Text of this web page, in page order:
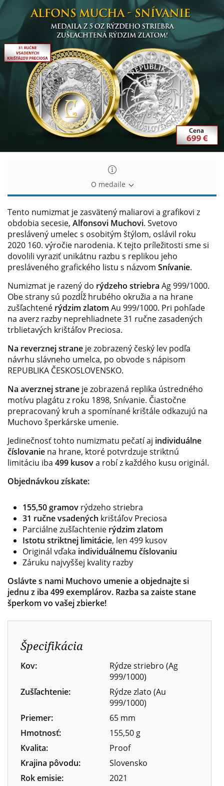
Snívanie
podaní
Alfonsa
Muchu
Snívanie
podaní
Alfonsa
Muchu
O medaile
Tento numizmat je zasvätený maliarovi a grafikovi z
obdobia secesie, Alfonsovi Muchovi. Svetovo
preslávený umelec s osobitým štýlom, oslávil roku
2020 160. výročie narodenia. K tejto príležitosti sme si
dovolili vyraziť unikátnu razbu s replikou jeho
presláveného grafického listu s názvom Snívanie.
Numizmat je razený do rýdzeho striebra Ag 999/1000.
Obe strany sú pozdĺž hrubého okružia a na hrane
zušľachtené rýdzim zlatom Au 999/1000. Pri pohľade
na averz razby neprehliadnete 31 ručne zasadených
trblietavých krištáľov Preciosa.
Na reverznej strane je zobrazený český lev podľa
návrhu slávneho umelca, po obvode s nápisom
REPUBLIKA ČESKOSLOVENSKO.
Na averznej strane je zobrazená replika ústredného
motívu plagátu z roku 1898, Snívanie. Čiastočne
prepracovaný kruh a spomínané krištále odkazujú na
Muchovo šperkárske umenie.
Jedinečnosť tohto numizmatu pečatí aj individuálne
číslovanie na hrane, ktoré potvrdzuje striktnú
limitáciu iba 499 kusova robí z každého kusu originál.
Objednávkou získate:
155,50 gramov rýdzeho striebra
31 ručne vsadených krištáľov Preciosa
Parciálne zušľachtenie rýdzim zlatom
Istotu striktnej limitácie, len 499 kusov
Originál vďaka individuálnemu číslovaniu
Záruku najvyššej kvality razby
Oslávte s nami Muchovo umenie a objednajte si
jednu z iba 499 exemplárov. Razba sa zaiste stane
šperkom vo vašej zbierke!
Špecifikácia
Kov:
Rýdze striebro (Ag
999/1000)
Zušľachtenie:
Rýdze zlato (Au
999/1000)
Priemer:
65 mm
Hmotnosť:
155,50 g
Kvalita:
Proof
Krajina pôvodu:
Slovensko
Rok emisie:
2021